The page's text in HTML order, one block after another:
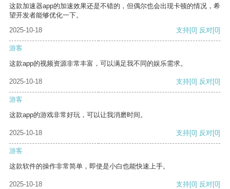
这款加速器app的加速效果还是不错的，但偶尔也会出现卡顿的情况，希
望开发者能够优化一下。
2025-10-18
支持[0] 反对[0]
游客
这款app的视频资源非常丰富，可以满足我不同的娱乐需求。
2025-10-18 支持[0] 反对[0]
游客
这款app的游戏非常好玩，可以让我消磨时间。
2025-10-18 支持[0] 反对[0]
游客
这款软件的操作非常简单，即使是小白也能快速上手。
2025-10-18 支持[0] 反对[0]